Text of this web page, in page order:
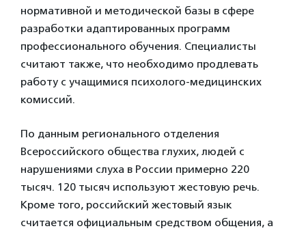
нормативной и методической базы в сфере
разработки адаптированных программ
профессионального обучения. Специалисты
считают также, что необходимо продлевать
работу с учащимися психолого-медицинских
комиссий.
По данным регионального отделения
Всероссийского общества глухих, людей с
нарушениями слуха в России примерно 220
тысяч. 120 тысяч используют жестовую речь.
Кроме того, российский жестовый язык
считается официальным средством общения, а